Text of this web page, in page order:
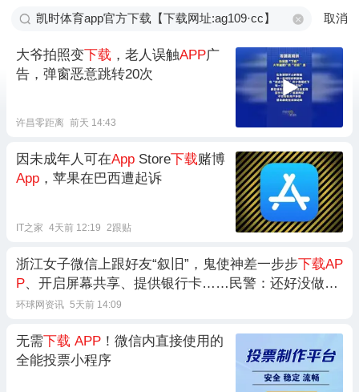
取消
大爷拍照变下载 ，老人误触APP广
告，弹窗恶意跳转20次
许昌零距离 前天 14:43
因未成年人可在App Store下载赌博
App ，苹果在巴西遭起诉
IT之家 4天前 12:19 2跟贴
浙江女子微信上跟好友“叙旧”，鬼使神差一步步下载AP
P、开启屏幕共享、提供银行卡……民警：还好没做这
件事
环球网资讯 5天前 14:09
无需下载 APP ！微信内直接使用的
全能投票小程序